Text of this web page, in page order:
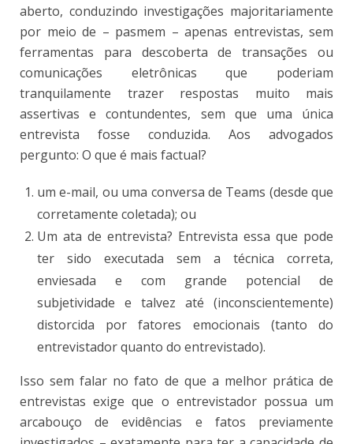
aberto, conduzindo investigações majoritariamente
por meio de – pasmem – apenas entrevistas, sem
ferramentas para descoberta de transações ou
comunicações eletrônicas que poderiam
tranquilamente trazer respostas muito mais
assertivas e contundentes, sem que uma única
entrevista fosse conduzida. Aos advogados
pergunto: O que é mais factual?
um e-mail, ou uma conversa de Teams (desde que
corretamente coletada); ou
Um ata de entrevista? Entrevista essa que pode
ter sido executada sem a técnica correta,
enviesada e com grande potencial de
subjetividade e talvez até (inconscientemente)
distorcida por fatores emocionais (tanto do
entrevistador quanto do entrevistado).
Isso sem falar no fato de que a melhor prática de
entrevistas exige que o entrevistador possua um
arcabouço de evidências e fatos previamente